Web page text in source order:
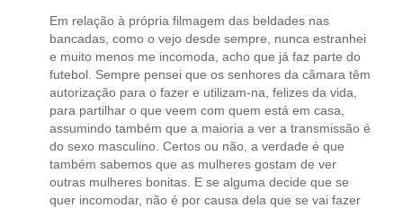
Em relação à própria filmagem das beldades nas
bancadas, como o vejo desde sempre, nunca estranhei
e muito menos me incomoda, acho que já faz parte do
futebol. Sempre pensei que os senhores da câmara têm
autorização para o fazer e utilizam-na, felizes da vida,
para partilhar o que veem com quem está em casa,
assumindo também que a maioria a ver a transmissão é
do sexo masculino. Certos ou não, a verdade é que
também sabemos que as mulheres gostam de ver
outras mulheres bonitas. E se alguma decide que se
quer incomodar, não é por causa dela que se vai fazer